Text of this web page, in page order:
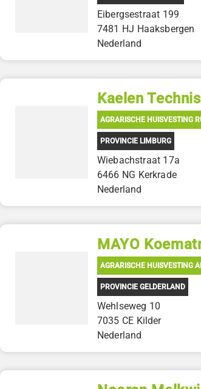
Eibergsestraat 199
7481 HJ Haaksbergen
Nederland
Kaelen
AGRARISCHE HUISVESTING
PROVINCIE LIMBURG
Wiebachstraat 17a
6466 NG Kerkrade
Nederland
MAYO
AGRARISCHE HUISVESTING
PROVINCIE GELDERLAND
Wehlseweg 10
7035 CE Kilder
Nederland